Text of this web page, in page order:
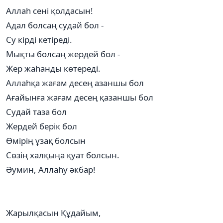
Аллаһ сені қолдасын!
Адал болсаң судай бол -
Су кірді кетіреді.
Мықты болсаң жердей бол -
Жер жаһанды көтереді.
Аллаһқа жағам десең азаншы бол
Ағайынға жағам десең қазаншы бол
Судай таза бол
Жердей берік бол
Өмірің ұзақ болсын
Сөзің халқыңа қуат болсын.
Әумин, Аллаһу әкбар!
Жарылқасын Құдайым,